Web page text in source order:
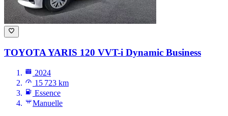
TOYOTA YARIS 120 VVT-i Dynamic Business
2024
15 723 km
Essence
Manuelle